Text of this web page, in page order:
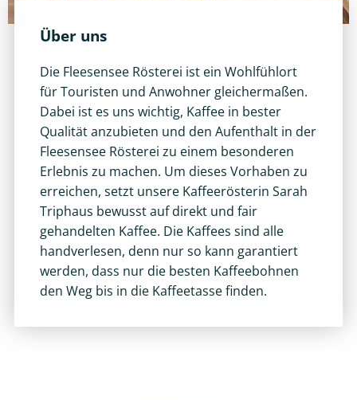
Über uns
Die Fleesensee Rösterei ist ein Wohlfühlort
für Touristen und Anwohner gleichermaßen.
Dabei ist es uns wichtig, Kaffee in bester
Qualität anzubieten und den Aufenthalt in der
Fleesensee Rösterei zu einem besonderen
Erlebnis zu machen. Um dieses Vorhaben zu
erreichen, setzt unsere Kaffeerösterin Sarah
Triphaus bewusst auf direkt und fair
gehandelten Kaffee. Die Kaffees sind alle
handverlesen, denn nur so kann garantiert
werden, dass nur die besten Kaffeebohnen
den Weg bis in die Kaffeetasse finden.